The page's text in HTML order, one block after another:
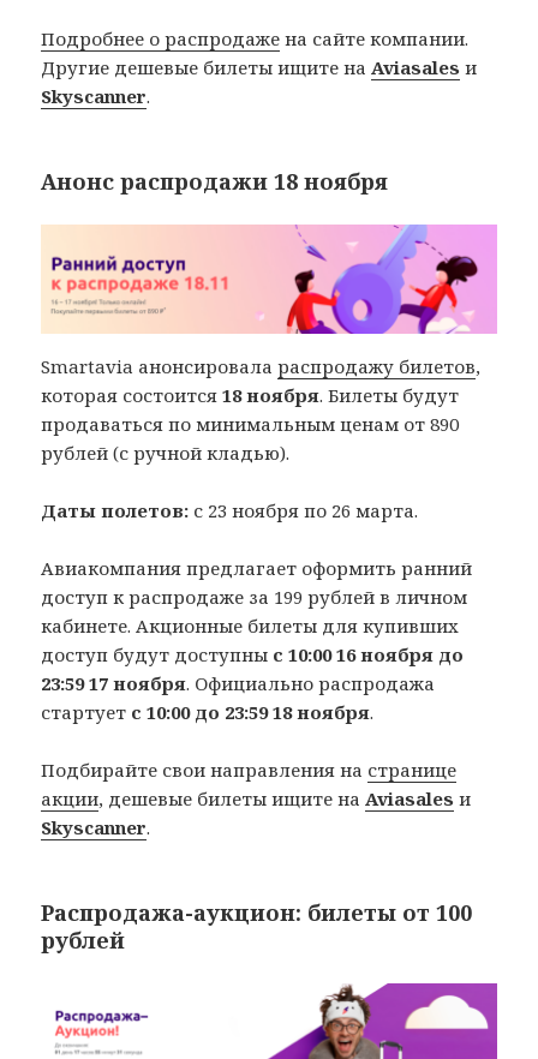
Подробнее о распродаже на сайте компании.
Другие дешевые билеты ищите наAviasales и
Skyscanner.
Анонс распродажи 18 ноября
Smartavia анонсировалараспродажу билетов,
которая состоится18 ноября. Билеты будут
продаваться по минимальным ценам от 890
рублей (с ручной кладью).
Даты полетов: с 23 ноября по 26 марта.
Авиакомпания предлагает оформить ранний
доступ к распродаже за 199 рублей в личном
кабинете. Акционные билеты для купивших
доступ будут доступны с 10:00 16 ноября до
23:59 17 ноября. Официально распродажа
стартует с 10:00 до 23:59 18 ноября.
Подбирайте свои направления на странице
акции, дешевые билеты ищите на Aviasales и
Skyscanner.
Распродажа-аукцион: билеты от 100
рублей